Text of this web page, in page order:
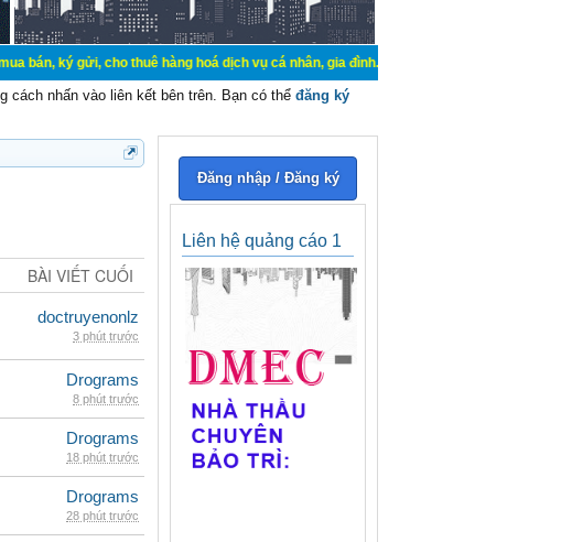
cho thuê hàng hoá dịch vụ cá nhân, gia đình. Mua bán, ký gửi, cho thuê thiết bị hệ
cách nhấn vào liên kết bên trên. Bạn có thể đăng ký
BÀI VIẾT CUỐI
doctruyenonlz
3 phút trước
Drograms
8 phút trước
Drograms
18 phút trước
Drograms
28 phút trước
Đăng nhập / Đăng ký
Liên hệ quảng cáo 1